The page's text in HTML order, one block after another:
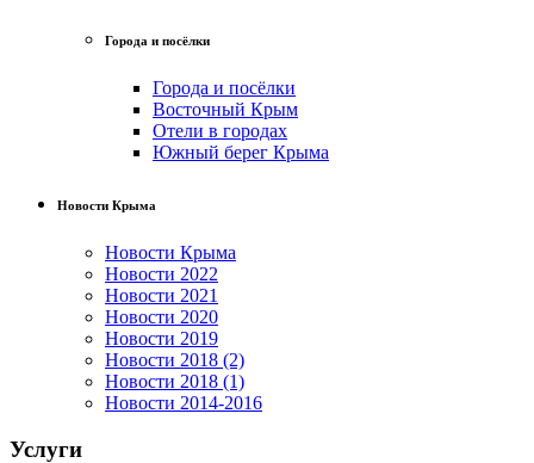
Города и посёлки
Города и посёлки
Восточный Крым
Отели в городах
Южный берег Крыма
Новости Крыма
Новости Крыма
Новости 2022
Новости 2021
Новости 2020
Новости 2019
Новости 2018 (2)
Новости 2018 (1)
Новости 2014-2016
Услуги